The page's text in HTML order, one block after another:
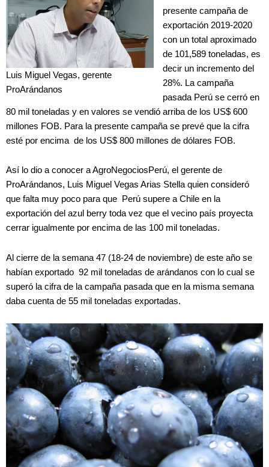
Luis Miguel Vegas, gerente
ProArándanos
presente campaña de
exportación 2019-2020
con un total aproximado
de 101,589 toneladas, es
decir un incremento del
28%. La campaña
pasada Perú se cerró en
80 mil toneladas y en valores se vendió arriba de los US$ 600
millones FOB. Para la presente campaña se prevé que la cifra
esté por encima de los US$ 800 millones de dólares FOB.
Así lo dio a conocer a AgroNegociosPerú, el gerente de
ProArándanos, Luis Miguel Vegas Arias Stella quien consideró
que falta muy poco para que Perú supere a Chile en la
exportación del azul berry toda vez que el vecino país proyecta
cerrar igualmente por encima de las 100 mil toneladas.
Al cierre de la semana 47 (18-24 de noviembre) de este año se
habían exportado 92 mil toneladas de arándanos con lo cual se
superó la cifra de la campaña pasada que en la misma semana
daba cuenta de 55 mil toneladas exportadas.